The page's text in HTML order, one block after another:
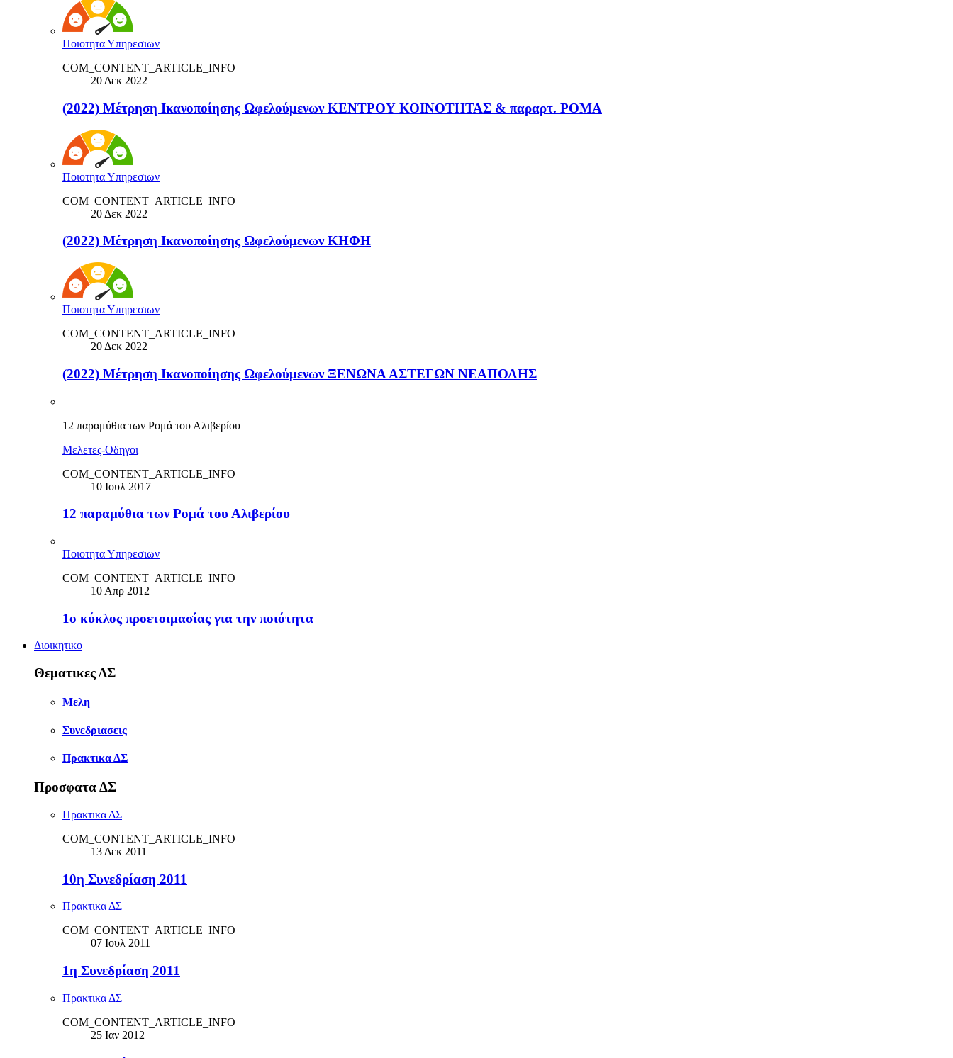
Ποιοτητα Υπηρεσιων
COM_CONTENT_ARTICLE_INFO
20 Δεκ 2022
(2022) Μέτρηση Ικανοποίησης Ωφελούμενων ΚΕΝΤΡΟΥ ΚΟΙΝΟΤΗΤΑΣ & παραρτ. ΡΟΜΑ
Ποιοτητα Υπηρεσιων
COM_CONTENT_ARTICLE_INFO
20 Δεκ 2022
(2022) Μέτρηση Ικανοποίησης Ωφελούμενων ΚΗΦΗ
Ποιοτητα Υπηρεσιων
COM_CONTENT_ARTICLE_INFO
20 Δεκ 2022
(2022) Μέτρηση Ικανοποίησης Ωφελούμενων ΞΕΝΩΝΑ ΑΣΤΕΓΩΝ ΝΕΑΠΟΛΗΣ
12 παραμύθια των Ρομά του Αλιβερίου
Μελετες-Οδηγοι
COM_CONTENT_ARTICLE_INFO
10 Ιουλ 2017
12 παραμύθια των Ρομά του Αλιβερίου
Ποιοτητα Υπηρεσιων
COM_CONTENT_ARTICLE_INFO
10 Απρ 2012
1ο κύκλος προετοιμασίας για την ποιότητα
Διοικητικο
Θεματικες ΔΣ
Μελη
Συνεδριασεις
Πρακτικα ΔΣ
Προσφατα ΔΣ
Πρακτικα ΔΣ
COM_CONTENT_ARTICLE_INFO
13 Δεκ 2011
10η Συνεδρίαση 2011
Πρακτικα ΔΣ
COM_CONTENT_ARTICLE_INFO
07 Ιουλ 2011
1η Συνεδρίαση 2011
Πρακτικα ΔΣ
COM_CONTENT_ARTICLE_INFO
25 Ιαν 2012